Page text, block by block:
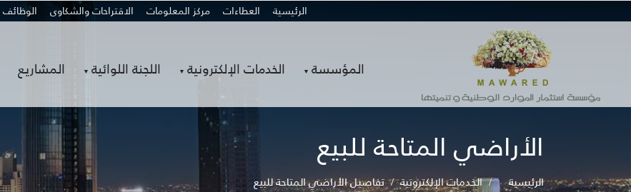
الرئيسية العطاءات مركز المعلومات الاقتراحات والشكاوى الوظائف
المؤسسة الخدمات الإلكترونية اللجنة اللوائية المشاريع
الأراضي المتاحة للبيع
الرئيسية الخدمات الإلكترونية تفاصيل الأراضي المتاحة للبيع